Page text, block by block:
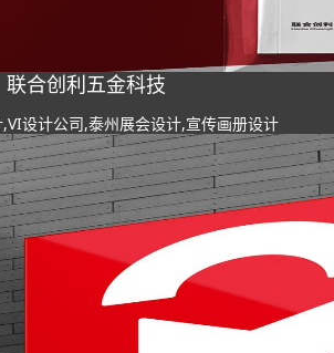
联合创利五金科技
设计公司,泰州展会设计,宣传画册设计